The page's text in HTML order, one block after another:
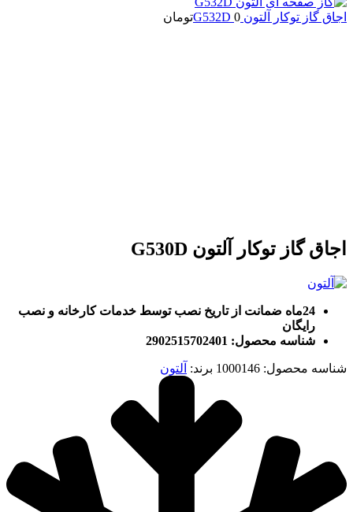
اجاق گاز توکار آلتون G532D 0 تومان
اجاق گاز توکار آلتون G530D
24ماه ضمانت از تاریخ نصب توسط خدمات کارخانه و نصب
رایگان
شناسه محصول: 2902515702401
شناسه محصول: 1000146 برند: آلتون